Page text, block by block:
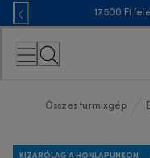
Skip
to
Content
17.500 Ft
Összes turmixgép
KIZÁRÓLAG A HONLAPUNKON